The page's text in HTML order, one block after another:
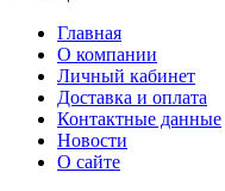
Главная
О компании
Личный кабинет
Доставка и оплата
Контактные данные
Новости
О сайте